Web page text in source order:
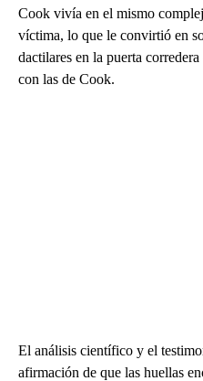
Cook vivía en el mismo
víctima, lo que le convirtió en
dactilares en la puerta
con las de Cook.
El análisis científico y el
afirmación de que las huellas